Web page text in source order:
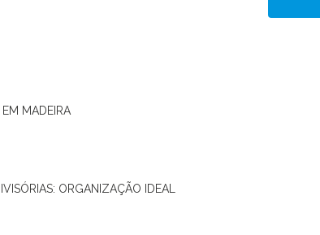
EM MADEIRA
ORGANIZAÇÃO IDEAL